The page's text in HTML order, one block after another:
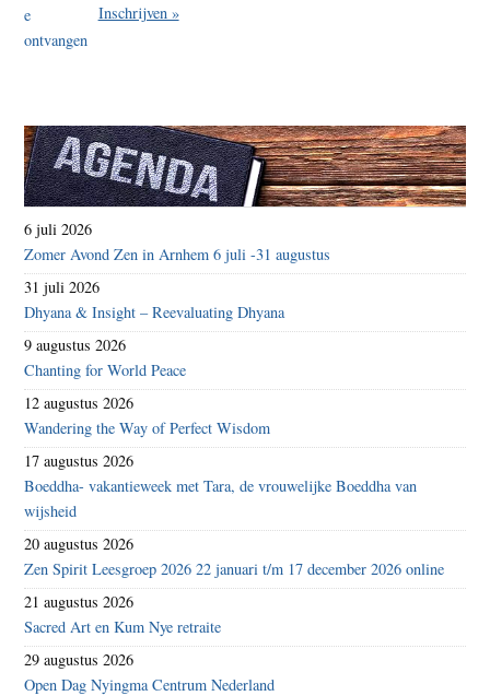
Inschrijven »
6 juli 2026
Zomer Avond Zen in Arnhem 6 juli -31 augustus
31 juli 2026
Dhyana & Insight – Reevaluating Dhyana
9 augustus 2026
Chanting for World Peace
12 augustus 2026
Wandering the Way of Perfect Wisdom
17 augustus 2026
Boeddha- vakantieweek met Tara, de vrouwelijke Boeddha van
wijsheid
20 augustus 2026
Zen Spirit Leesgroep 2026 22 januari t/m 17 december 2026 online
21 augustus 2026
Sacred Art en Kum Nye retraite
29 augustus 2026
Open Dag Nyingma Centrum Nederland